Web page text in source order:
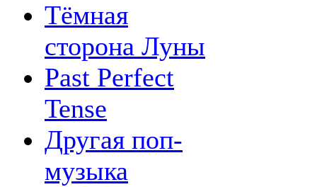
Тёмная
сторона Луны
Past Perfect
Tense
Другая поп-
музыка